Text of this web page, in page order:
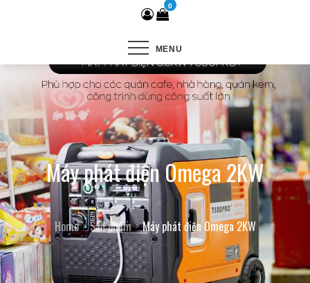
0
MENU
Máy phát điện Omega 2KW
Home Sản phẩm Máy phát điện Omega 2KW